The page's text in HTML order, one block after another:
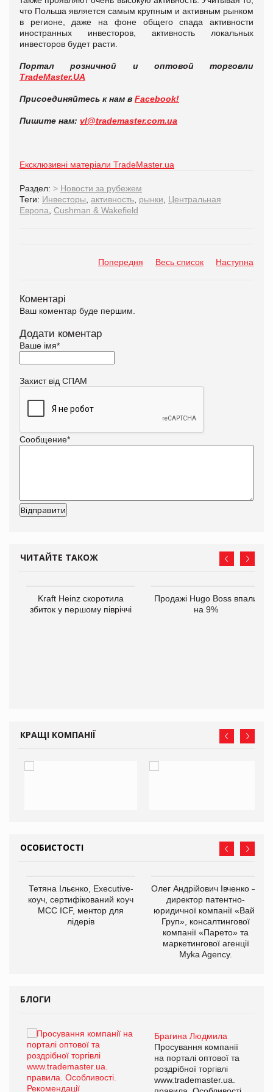
что Польша является самым крупным и активным рынком
в регионе, даже на фоне общего спада активности
иностранных инвесторов, активность локальных
инвесторов будет расти.
Портал розничной и оптовой торговли
TradeMaster.UA
Присоединяйтесь к нам в Facebook!
Пишите нам: vl@trademaster.com.ua
Ексклюзивні матеріали TradeMaster.ua
Раздел: > Новости за рубежем
Теги: Инвесторы активность рынки
Центральная
Европа Cushman & Wakefield
Попередня Весь список Наступна
Коментарі
Ваш коментар буде першим.
Додати коментар
Ваше імя*
Захист від СПАМ
Сообщение*
ЧИТАЙТЕ ТАКОЖ
Kraft Heinz скоротила
збиток у першому півріччі
Продажі Hugo Boss впали
на 9%
КРАЩІ КОМПАНІЇ
ОСОБИСТОСТІ
Тетяна Ільєнко, Executive-
коуч, сертифікований коуч
МСС ICF, ментор для
лідерів
Олег Андрійович Івченко —
директор патентно-
юридичної компанії «Вайз
Груп», консалтингової
компанії «Парето» та
маркетингової агенції
Myka Agency.
БЛОГИ
Брагина Людмила
Просування компанії
на порталі оптової та
роздрібної торгівлі
www.trademaster.ua.